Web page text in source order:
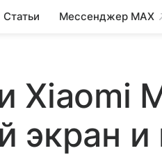
Статьи Мессенджер MAX
Xiaomi
экран и